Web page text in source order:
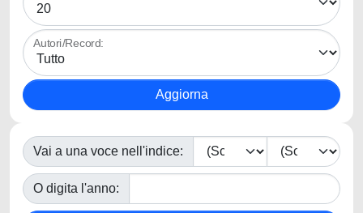
Autori/Record:
Vai a una voce nell'indice:
O digita l'anno: